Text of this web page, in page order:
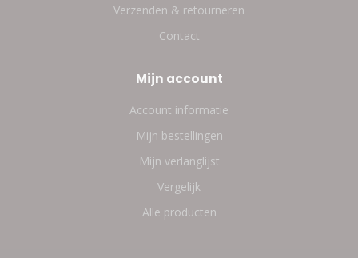
Verzenden & retourneren
Contact
Mijn account
Account informatie
Mijn bestellingen
Mijn verlanglijst
Vergelijk
Alle producten